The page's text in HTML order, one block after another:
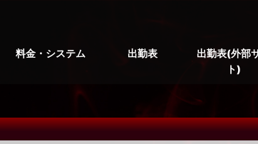
料金・システム 出勤表
出勤表(外部
ト)